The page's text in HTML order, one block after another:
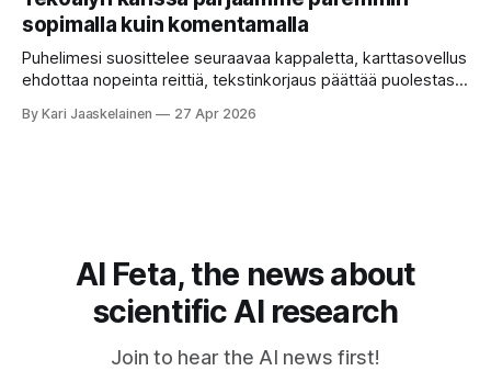
toistensa kanssa. Lopputulos on pienen palapelityön tulos.
Vuosia on ajateltu, että näin tämän kuuluukin mennä. Puhe
on sanoja ja lauseita – hyvin jäsenneltyä.
sopimalla kuin komentamalla
Puhelimesi suosittelee seuraavaa kappaletta, karttasovellus
ehdottaa nopeinta reittiä, tekstinkorjaus päättää puolestasi,
tottelee sinua sokeasti. Useammin huomaat itse
By Kari Jaaskelainen 27 Apr 2026
AI Feta, the news about
scientific AI research
Join to hear the AI news first!